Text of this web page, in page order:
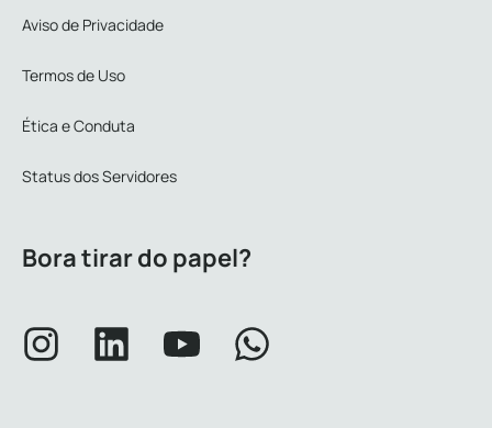
Aviso de Privacidade
Termos de Uso
Ética e Conduta
Status dos Servidores
Bora tirar do papel?